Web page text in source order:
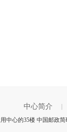
中心简介
中心的35楼 中国邮政